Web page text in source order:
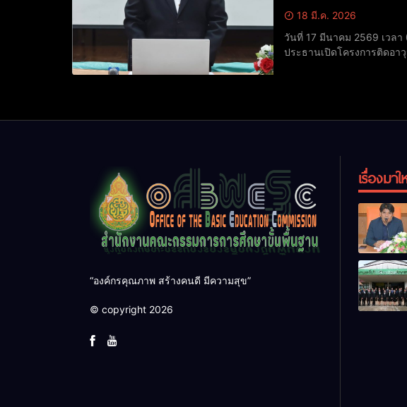
18 มี.ค. 2026
วันที่ 17 มีนาคม 2569 เวล
ประธานเปิดโครงการติดอ
“องค์กรคุณภาพ สร้างคนดี มีความสุข”
© copyright 2026
เรื่องมา